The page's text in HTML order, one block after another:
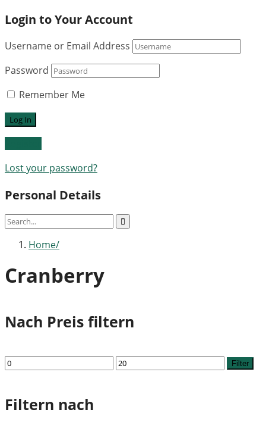
Login to Your Account
Username or Email Address
Password
Remember Me
Lost your password?
Personal Details
Home
Cranberry
Nach Preis filtern
Min.
Preis
Max.
Preis
Filter
Filtern nach